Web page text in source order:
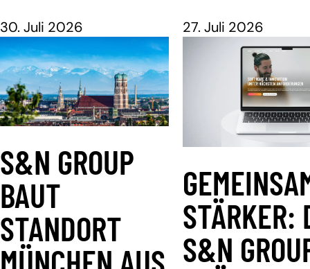
30. Juli 2026
S&N GROUP
BAUT
STANDORT
27. Juli 2026
STÄRKER:
S&N